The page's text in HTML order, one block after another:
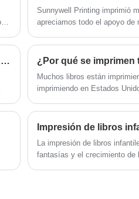
Sunnywell Printing imprimió
apreciamos todo el apoyo de
La técnica de impresión china más antigua (impresión de bloque de madera) debutó en la exposición de libros - Impresión de Sunnywell
Muchos libros están
imprimiendo en Estados
La impresión de libros
fantasías y el crecimiento de